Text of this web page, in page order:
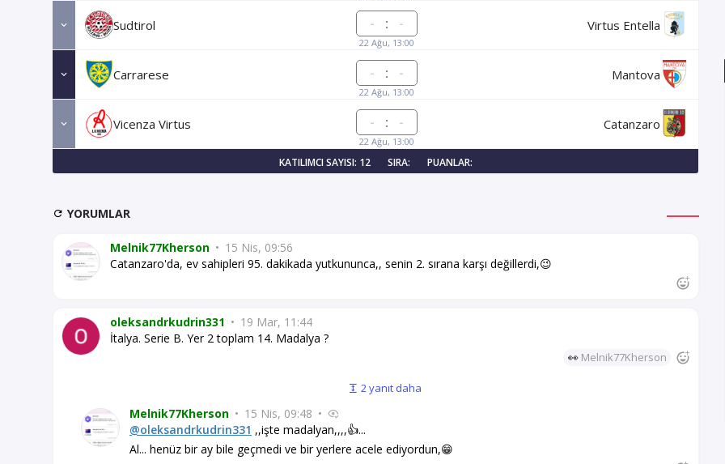
Sudtirol :
22 Ağu, 13:00
Virtus Entella
Carrarese :
22 Ağu, 13:00
Mantova
Vicenza Virtus :
22 Ağu, 13:00
Catanzaro
KATILIMCI SAYISI: 12 SIRA: PUANLAR:
YORUMLAR
Melnik77Kherson • 15 Nis, 09:56
Catanzaro'da, ev sahipleri 95. dakikada yutkununca,, senin 2. sırana karşı değillerdi,😉
oleksandrkudrin331 • 19 Mar, 11:44
İtalya. Serie B. Yer 2 toplam 14. Madalya ?
👀 Melnik77Kherson
2 yanıt daha
Melnik77Kherson • 15 Nis, 09:48 •
@oleksandrkudrin331 ,,işte madalyan,,,,👍...
Al... henüz bir ay bile geçmedi ve bir yerlere acele ediyordun,😁